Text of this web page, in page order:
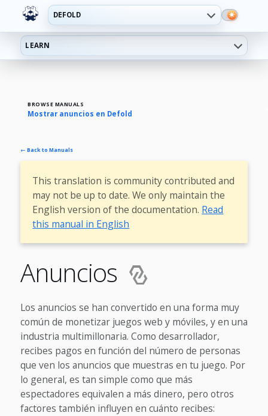
DEFOLD
LEARN
BROWSE MANUALS
Mostrar anuncios en Defold
← Back to Manuals
This translation is community contributed and
may not be up to date. We only maintain the
English version of the documentation. Read
this manual in English
Anuncios
Los anuncios se han convertido en una forma muy
común de monetizar juegos web y móviles, y en una
industria multimillonaria. Como desarrollador,
recibes pagos en función del número de personas
que ven los anuncios que muestras en tu juego. Por
lo general, es tan simple como que más
espectadores equivalen a más dinero, pero otros
factores también influyen en cuánto recibes: